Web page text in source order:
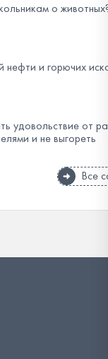
о
нефти и горючих
удовольствие от
и не выгореть
Все